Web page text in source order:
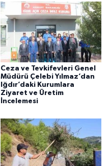
Ceza ve Tevkifevleri Genel
Müdürü Çelebi Yılmaz’dan
Iğdır’daki Kurumlara
Ziyaret ve Üretim
İncelemesi